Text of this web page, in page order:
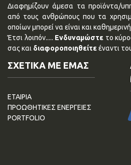
Διαφημίζουν άμεσα τα προϊόντα/
από τους ανθρώπους που τα
οποίων μπορεί να είναι και
Έτσι λοιπόν..... Ενδυναμώστε το
σας και διαφοροποιηθείτεέναντι
ΣΧΕΤΙΚΑ ΜΕ ΕΜΑΣ
ΕΤΑΙΡΙΑ
ΠΡΟΩΘΗΤΙΚΕΣ ΕΝΕΡΓΕΙΕΣ
PORTFOLIO